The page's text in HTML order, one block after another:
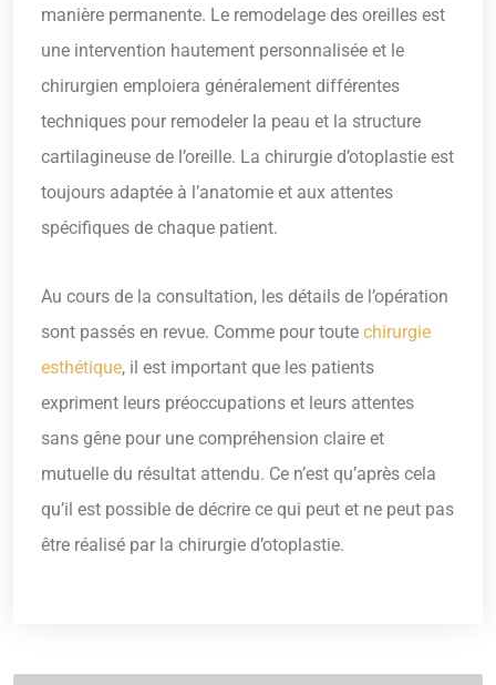
manière permanente. Le remodelage des oreilles est
une intervention hautement personnalisée et le
chirurgien emploiera généralement différentes
techniques pour remodeler la peau et la structure
cartilagineuse de l’oreille. La chirurgie d’otoplastie est
toujours adaptée à l’anatomie et aux attentes
spécifiques de chaque patient.
Au cours de la consultation, les détails de l’opération
sont passés en revue. Comme pour toute chirurgie
esthétique, il est important que les patients
expriment leurs préoccupations et leurs attentes
sans gêne pour une compréhension claire et
mutuelle du résultat attendu. Ce n’est qu’après cela
qu’il est possible de décrire ce qui peut et ne peut pas
être réalisé par la chirurgie d’otoplastie.